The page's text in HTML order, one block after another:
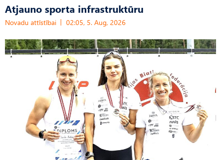
Atjauno sporta infrastruktūru
Novadu attīstībai 02:05, 5. Aug, 2026